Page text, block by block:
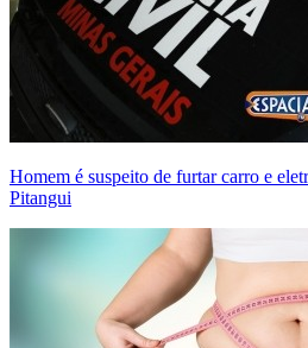
Homem é suspeito de furtar carro e
Pitangui